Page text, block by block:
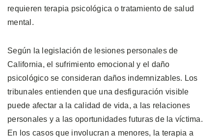
requieren terapia psicológica o tratamiento de salud
mental.
Según la legislación de lesiones personales de
California, el sufrimiento emocional y el daño
psicológico se consideran daños indemnizables. Los
tribunales entienden que una desfiguración visible
puede afectar a la calidad de vida, a las relaciones
personales y a las oportunidades futuras de la víctima.
En los casos que involucran a menores, la terapia a